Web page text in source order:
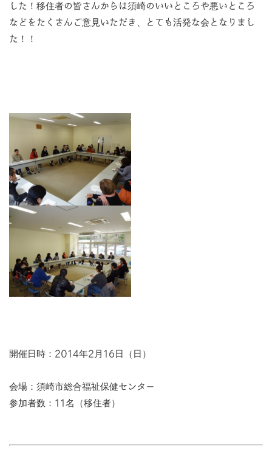
した！移住者の皆さんからは須崎のいいところや悪いところ
などをたくさんご意見いただき、とても活発な会となりまし
た！！
開催日時：2014年2月16日（日）
会場：須崎市総合福祉保健センター
参加者数：11名（移住者）